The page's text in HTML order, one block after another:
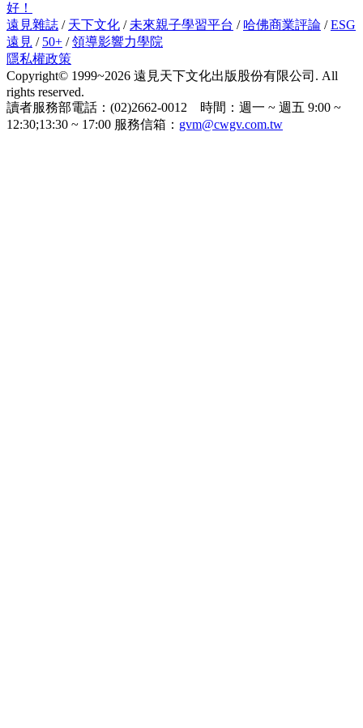
好！
遠見雜誌 / 天下文化 / 未來親子學習平台 / 哈佛商業評論 /ESG
遠見 / 50+ /領導影響力學院
隱私權政策
Copyright© 1999~2026 遠見天下文化出版股份有限公司. All
rights reserved.
讀者服務部電話：(02)2662-0012 時間：週一 ~ 週五 9:00 ~
12:30;13:30 ~ 17:00 服務信箱： gvm@cwgv.com.tw